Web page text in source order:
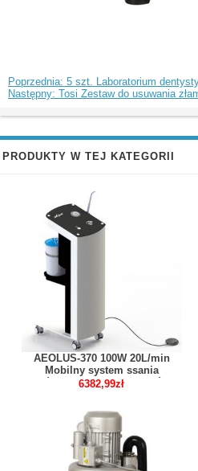
Poprzednia: 5 szt. Laboratorium
Następny: Tosi Zestaw do usuwania
PRODUKTY W TEJ KATEGORII
AEOLUS-370 100W 20L/min
Mobilny system ssania
próżniowego do implantów
6382,99zł